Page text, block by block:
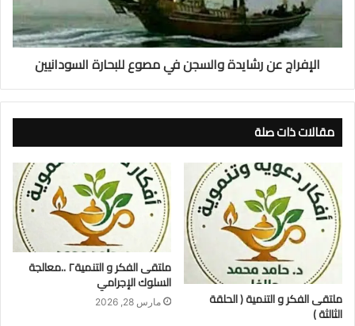
الإفراج عن رشايدة والسجن في مصوع للبحارة السودانيين
مقالات ذات صلة
ملتقى الفكر و التنمية ( الحلقة
الثالثة )
ملتقى الفكر و التنمية٢ ..معالجة
السلوك الإجرامي
مارس 28, 2026